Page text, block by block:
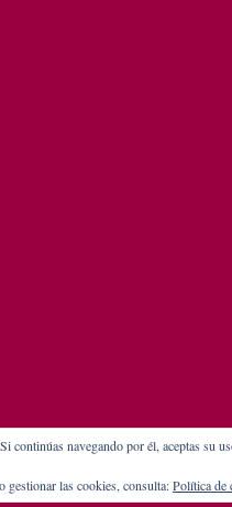
continúas navegando por él, aceptas su
gestionar las cookies, consulta:Política de